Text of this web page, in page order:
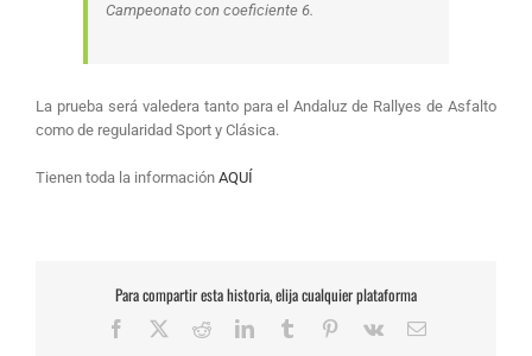
Campeonato con coeficiente 6.
La prueba será valedera tanto para el Andaluz de Rallyes de Asfalto
como de regularidad Sport y Clásica.
Tienen toda la información AQUÍ
Para compartir esta historia, elija cualquier plataforma
Facebook RedditLinkedInTumblr Pinterest
Vk
Correo